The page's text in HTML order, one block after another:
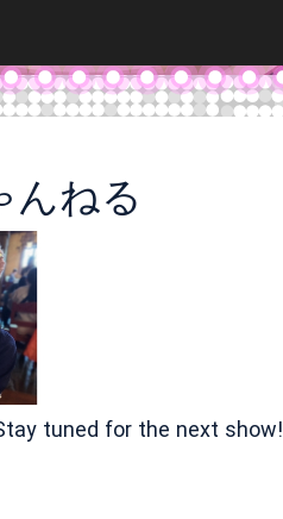
んねる
tuned for the next show!